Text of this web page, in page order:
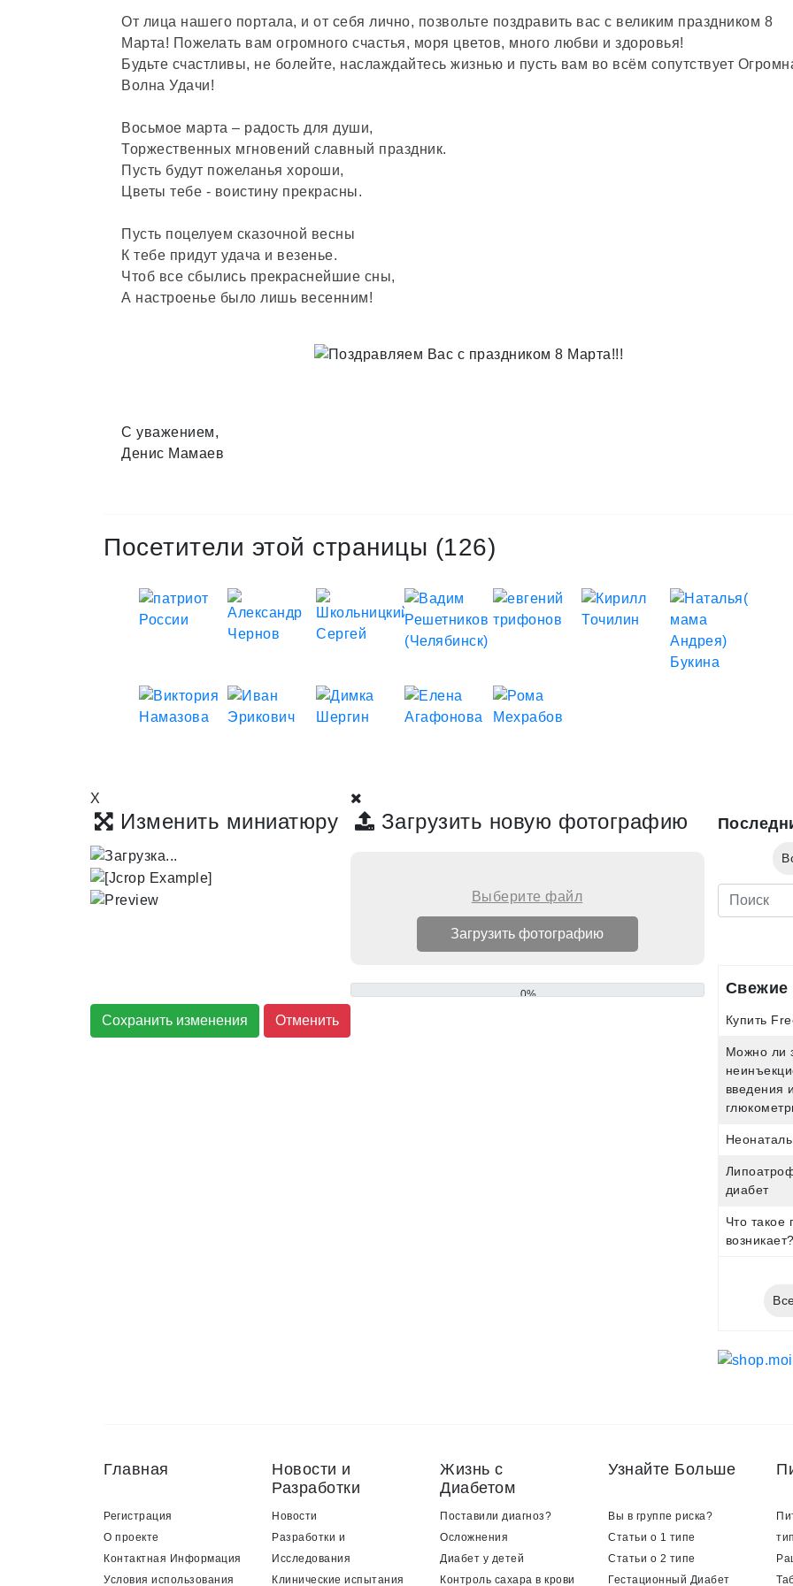
От лица нашего портала, и от себя лично, позвольте поздравить вас с великим праздником 8
Марта! Пожелать вам огромного счастья, моря цветов, много любви и здоровья!
Будьте счастливы, не болейте, наслаждайтесь жизнью и пусть вам во всём сопутствует
Волна Удачи!
Восьмое марта – радость для души,
Торжественных мгновений славный праздник.
Пусть будут пожеланья хороши,
Цветы тебе - воистину прекрасны.
Пусть поцелуем сказочной весны
К тебе придут удача и везенье.
Чтоб все сбылись прекраснейшие сны,
А настроенье было лишь весенним!
С уважением,
Денис Мамаев
Посетители этой страницы (126)
X
Изменить миниатюру
Сохранить изменения
Загрузить новую фотографию
Выберите файл
0% Свежие
Купить
Можно ли
введения
диабет
Что такое
Главная
Регистрация
О проекте
Контактная Информация
Условия использования
Новости и
Разработки
Новости
Разработки и
Исследования
Клинические испытания
Жизнь с
Диабетом
Поставили диагноз?
Осложнения
Диабет у детей
Контроль сахара в крови
Узнайте Больше
Вы в группе риска?
Статьи о 1 типе
Статьи о 2 типе
Гестационный Диабет